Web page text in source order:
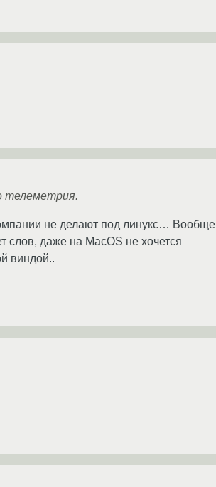
телеметрия.
не делают под линукс… Вообще
слов, даже на MacOS не хочется
виндой..